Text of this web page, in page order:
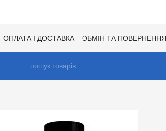
ОПЛАТА І ДОСТАВКА ОБМІН ТА ПОВЕРНЕННЯ